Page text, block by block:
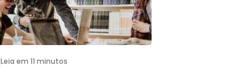
Leia em 11 minutos